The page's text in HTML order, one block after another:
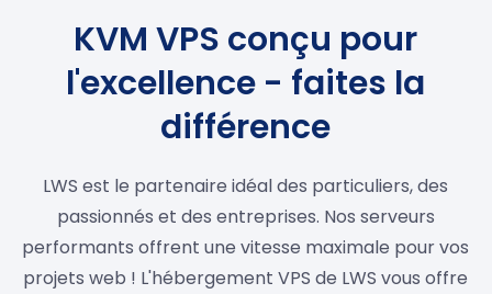
KVM VPS conçu pour
l'excellence - faites la
différence
LWS est le partenaire idéal des particuliers, des
passionnés et des entreprises. Nos serveurs
performants offrent une vitesse maximale pour vos
projets web ! L'hébergement VPS de LWS vous offre